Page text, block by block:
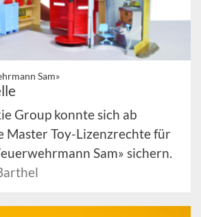
Sam»
Group konnte sich ab
Master Toy-Lizenzrechte für
Sam» sichern.